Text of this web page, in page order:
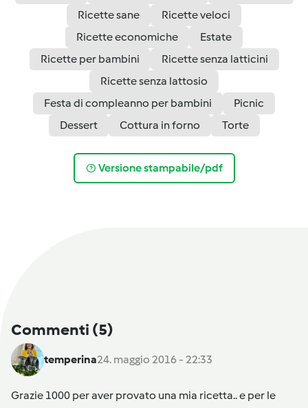
Ricette sane
Ricette veloci
Ricette economiche
Estate
Ricette per bambini
Ricette senza latticini
Ricette senza lattosio
Festa di compleanno per bambini
Picnic
Dessert
Cottura in forno Torte
Versione stampabile/pdf
Commenti (5)
temperina24. maggio 2016 - 22:33
Grazie 1000 per aver provato una mia ricetta.. e per le